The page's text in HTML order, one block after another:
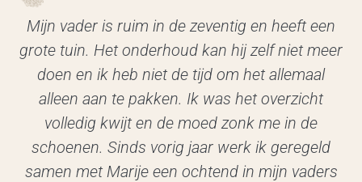
Mijn vader is ruim in de zeventig en heeft een
grote tuin. Het onderhoud kan hij zelf niet meer
doen en ik heb niet de tijd om het allemaal
alleen aan te pakken. Ik was het overzicht
volledig kwijt en de moed zonk me in de
schoenen. Sinds vorig jaar werk ik geregeld
samen met Marije een ochtend in mijn vaders